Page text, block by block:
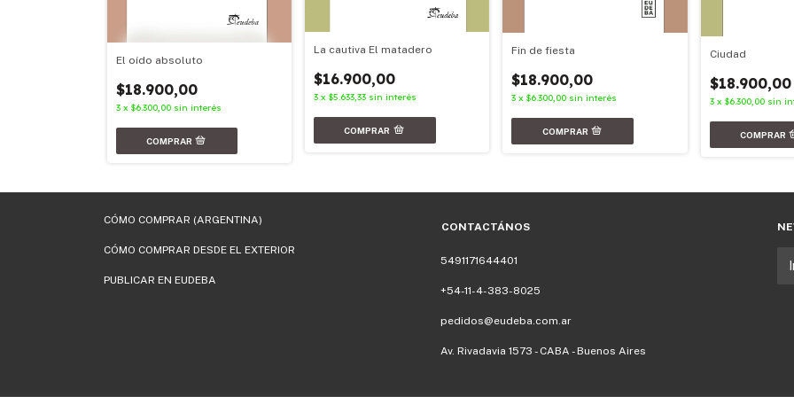
El oído absoluto
$18.900,00
3 x $6.300,00 sin interés
La cautiva El matadero
$16.900,00
3 x$5.633,33 sin interés
Fin de fiesta
$18.900,00
3 x$6.300,00 sin interés
Ciudad
$18.900,00
3 x $6.300,00 sin
CÓMO COMPRAR (ARGENTINA)
CÓMO COMPRAR DESDE EL EXTERIOR
PUBLICAR EN EUDEBA
CONTACTÁNOS
5491171644401
+54-11-4-383-8025
pedidos@eudeba.com.ar
Av. Rivadavia 1573 - CABA - Buenos Aires